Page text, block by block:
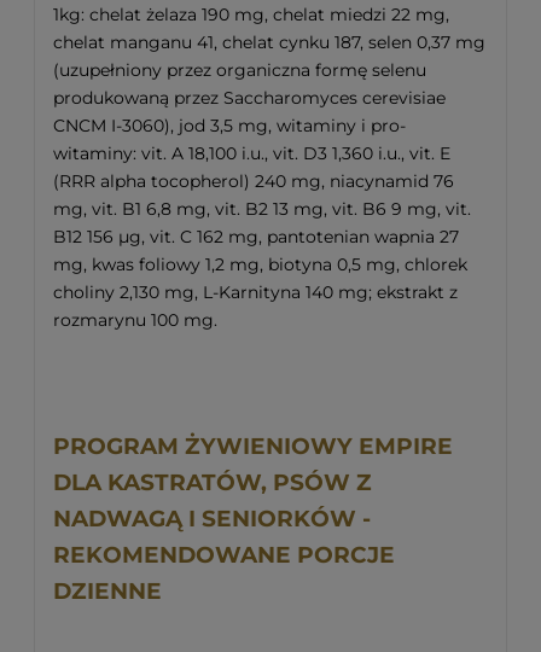
1kg: chelat żelaza 190 mg, chelat miedzi 22 mg,
chelat manganu 41, chelat cynku 187, selen 0,37 mg
(uzupełniony przez organiczna formę selenu
produkowaną przez Saccharomyces cerevisiae
CNCM I-3060), jod 3,5 mg, witaminy i pro-
witaminy: vit. A 18,100 i.u., vit. D3 1,360 i.u., vit. E
(RRR alpha tocopherol) 240 mg, niacynamid 76
mg, vit. B1 6,8 mg, vit. B2 13 mg, vit. B6 9 mg, vit.
B12 156 μg, vit. C 162 mg, pantotenian wapnia 27
mg, kwas foliowy 1,2 mg, biotyna 0,5 mg, chlorek
choliny 2,130 mg, L-Karnityna 140 mg; ekstrakt z
rozmarynu 100 mg.
PROGRAM ŻYWIENIOWY EMPIRE
DLA KASTRATÓW, PSÓW Z
NADWAGĄ I SENIORKÓW -
REKOMENDOWANE PORCJE
DZIENNE